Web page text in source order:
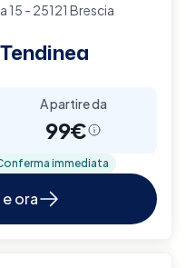
- 25121 Brescia
A partire da
99€
immediata
ora